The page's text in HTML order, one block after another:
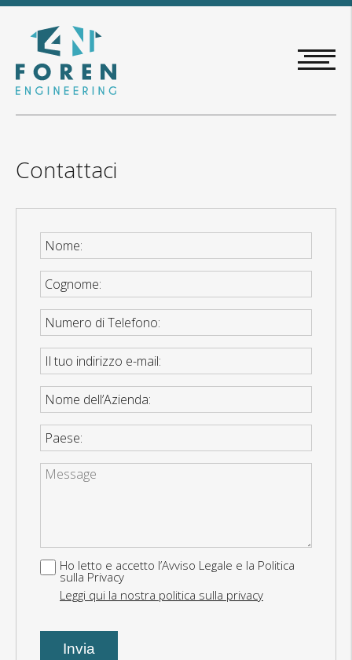
Salta
contenuto
principale
Contattaci
Nome
Cognome
Numero di Telefono
Il tuo indirizzo e-mail
Nome dell’Azienda
Paese
Ho letto e accetto l’Avviso Legale e la Politica
sulla Privacy
Leggi qui la nostra politica sulla privacy